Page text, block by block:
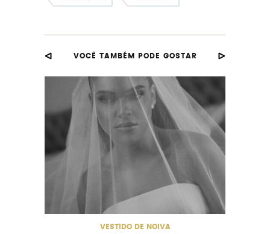
INPIRAÇÕESVESTIDODENOIVA2019
INSPIRAÇÕES NOIVA2019
TENDENCIAS2019
TENDENCIASCASAMENTO2019
TENDENCIAVESTIDODENOIVA2019
TENDENDCIADEVESTIDO2019
VOCÊ TAMBÉM PODE GOSTAR
VESTIDO DE NOIVA